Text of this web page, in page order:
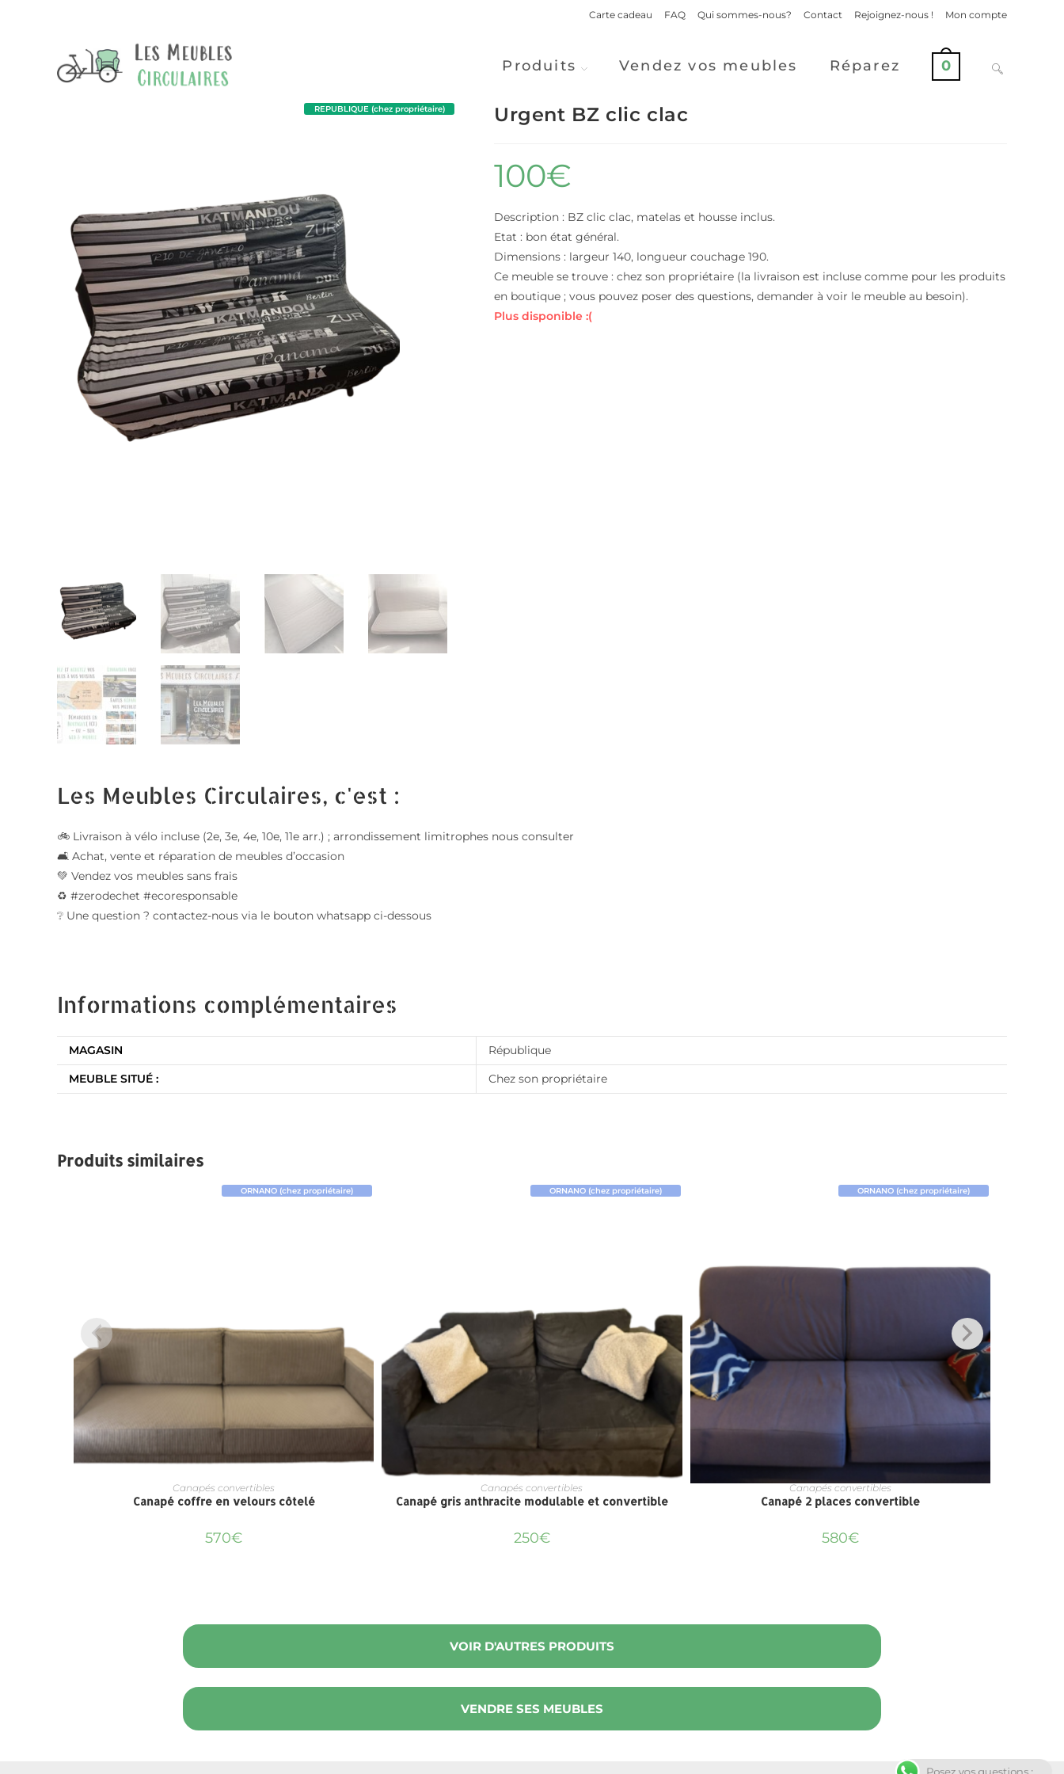
Carte cadeau FAQ Qui sommes-nous? Contact Rejoignez-nous ! Mon compte
Produits Vendez vos meubles Réparez 0
REPUBLIQUE (chez propriétaire) Urgent BZ clic clac
100€
Description : BZ clic clac, matelas et housse inclus.
Etat : bon état général.
Dimensions : largeur 140, longueur couchage 190.
Ce meuble se trouve : chez son propriétaire (la livraison est incluse comme pour les produits
en boutique ; vous pouvez poser des questions, demander à voir le meuble au besoin).
Plus disponible :(
Les Meubles Circulaires, c'est :
🚲 Livraison à vélo incluse (2e, 3e, 4e, 10e, 11e arr.) ; arrondissement limitrophes nous consulter
🛋️ Achat, vente et réparation de meubles d’occasion
💚 Vendez vos meubles sans frais
♻️ #zerodechet #ecoresponsable
❔ Une question ? contactez-nous via le bouton whatsapp ci-dessous
Informations complémentaires
MAGASIN
République
MEUBLE SITUÉ :
Chez son propriétaire
Produits similaires
ORNANO (chez propriétaire)
Canapés convertibles
Canapé coffre en velours côtelé
570€
ORNANO (chez propriétaire)
Canapés convertibles
Canapé gris anthracite modulable et convertible
250€
ORNANO (chez propriétaire)
Canapés convertibles
Canapé 2 places convertible
580€
VOIR D'AUTRES PRODUITS
VENDRE SES MEUBLES